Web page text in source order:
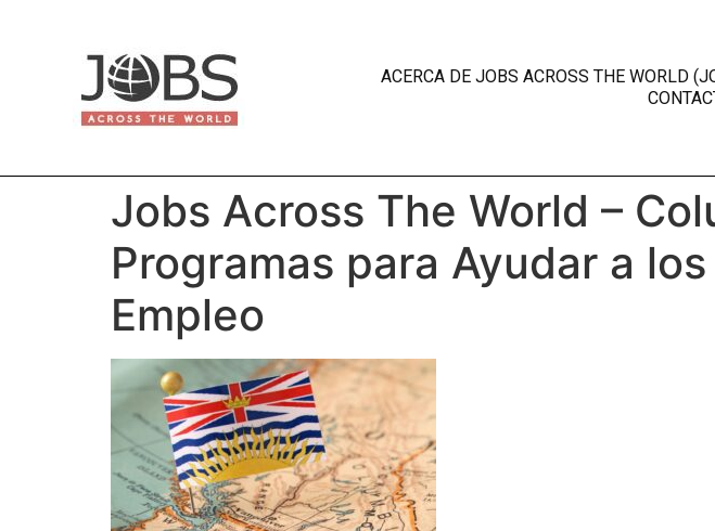
ACERCA DE JOBS ACROSS THE WORLD
Jobs Across The World –
Programas para Ayudar a
Empleo